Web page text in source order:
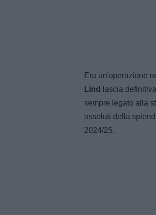
Era un'operazione
Lind
lascia
sempre legato alla
assoluti della
2024/25.